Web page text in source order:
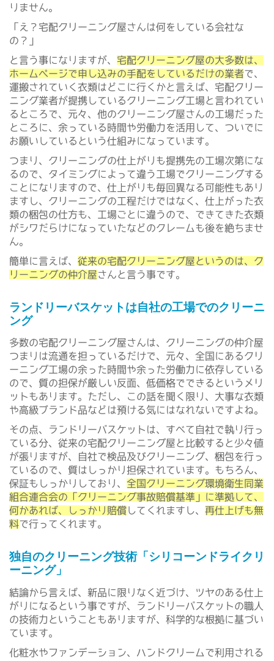
りません。
「え？宅配クリーニング屋さんは何をしている会社な
の？」
と言う事になりますが、 宅配クリーニング屋の大多数は、
ホームページで申し込みの手配をしているだけの業者で、
運搬されていく衣類はどこに行くかと言えば、宅配クリー
ニング業者が提携しているクリーニング工場と言われてい
るところで、元々、他のクリーニング屋さんの工場だった
ところに、余っている時間や労働力を活用して、ついでに
お願いしているという仕組みになっています。
つまり、クリーニングの仕上がりも提携先の工場次第にな
るので、タイミングによって違う工場でクリーニングする
ことになりますので、仕上がりも毎回異なる可能性もあり
ますし、クリーニングの工程だけではなく、仕上がった衣
類の梱包の仕方も、工場ごとに違うので、できてきた衣類
がシワだらけになっていたなどのクレームも後を絶ちませ
ん。
簡単に言えば、 従来の宅配クリーニング屋というのは、ク
リーニングの仲介屋さんと言う事です。
ランドリーバスケットは自社の工場でのクリーニ
ング
多数の宅配クリーニング屋さんは、クリーニングの仲介屋
つまりは流通を担っているだけで、元々、全国にあるクリ
ーニング工場の余った時間や余った労働力に依存している
ので、質の担保が厳しい反面、低価格でできるというメリ
ットもあります。ただし、この話を聞く限り、大事な衣類
や高級ブランド品などは預ける気にはなれないですよね。
その点、ランドリーバスケットは、すべて自社で執り行っ
ている分、従来の宅配クリーニング屋と比較すると少々値
が張りますが、自社で検品及びクリーニング、梱包を行っ
ているので、質はしっかり担保されています。もちろん、
保証もしっかりしており、 全国クリーニング環境衛生同業
組合連合会の「クリーニング事故賠償基準」に準拠して、
何かあれば、しっかり賠償してくれますし、 再仕上げも無
料で行ってくれます。
独自のクリーニング技術「シリコーンドライクリ
ーニング」
結論から言えば、新品に限りなく近づけ、ツヤのある仕上
がりになるという事ですが、ランドリーバスケットの職人
の技術力ということもありますが、科学的な根拠に基づい
ています。
化粧水やファンデーション、ハンドクリームで利用される